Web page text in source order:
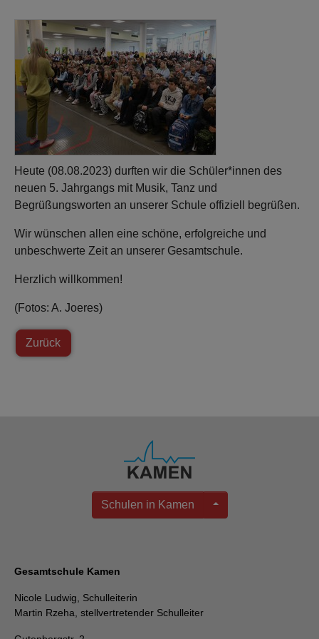
Heute (08.08.2023) durften wir die Schüler*innen des
neuen 5. Jahrgangs mit Musik, Tanz und
Begrüßungsworten an unserer Schule offiziell begrüßen.
Wir wünschen allen eine schöne, erfolgreiche und
unbeschwerte Zeit an unserer Gesamtschule.
Herzlich willkommen!
(Fotos: A. Joeres)
Zurück
Schulen in Kamen
Gesamtschule Kamen
Nicole Ludwig, Schulleiterin
Martin Rzeha, stellvertretender Schulleiter